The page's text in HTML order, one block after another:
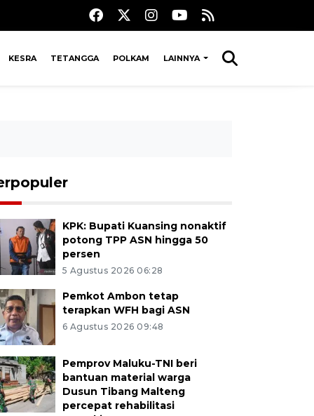
KESRA TETANGGA POLKAM LAINNYA
KPK: Bupati Kuansing nonaktif
potong TPP ASN hingga 50
persen
5 Agustus 2026 06:28
Pemkot Ambon tetap
terapkan WFH bagi ASN
6 Agustus 2026 09:48
Pemprov Maluku-TNI beri
bantuan material warga
Dusun Tibang Malteng
percepat rehabilitasi